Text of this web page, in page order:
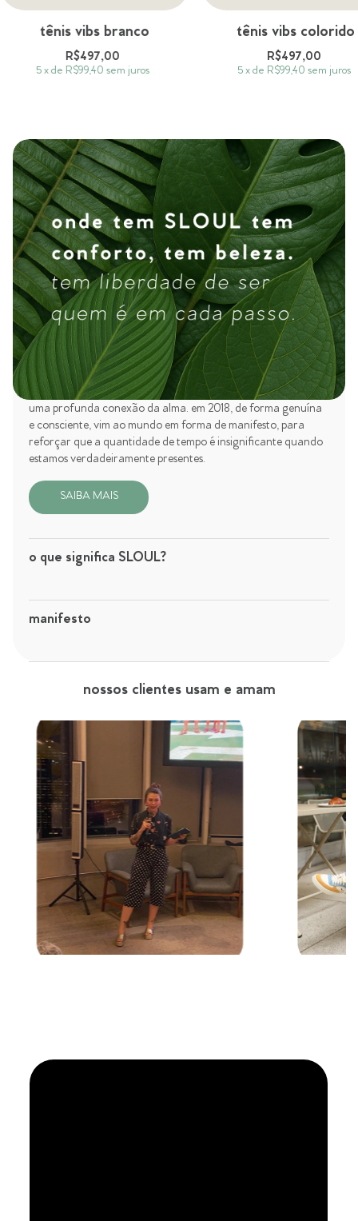
tênis vibs branco
R$497,00
5 xde R$99,40 sem juros
tênis vibs colorido
R$497,00
5 x de R$99,40 sem juros
quem somos
oi, sou a SLOUL e contar sobre meu nascimento é falar sobre
uma profunda conexão da alma. em 2018, de forma genuína
e consciente, vim ao mundo em forma de manifesto, para
reforçar que a quantidade de tempo é insignificante quando
estamos verdadeiramente presentes.
SAIBA MAIS
o que significa SLOUL?
manifesto
nossos clientes usam e amam